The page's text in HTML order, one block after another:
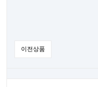
이전상품